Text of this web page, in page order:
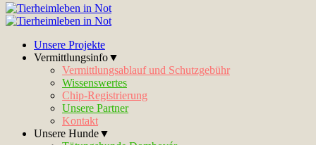
Unsere Projekte
Vermittlungsinfo▼
Vermittlungsablauf und Schutzgebühr
Wissenswertes
Chip-Registrierung
Unsere Partner
Kontakt
Unsere Hunde▼